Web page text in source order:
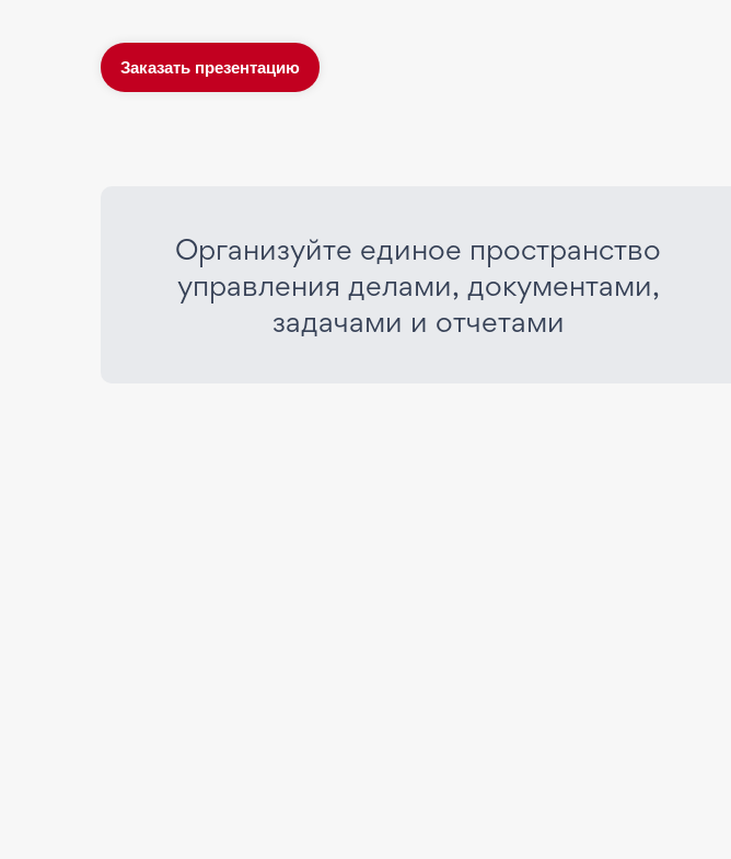
Заказать презентацию
Организуйте единое пространство
управления делами, документами,
задачами и отчетами